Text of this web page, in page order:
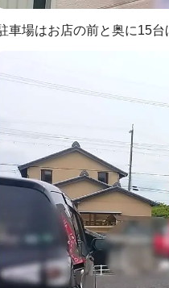
車場はお店の前と奥に15台